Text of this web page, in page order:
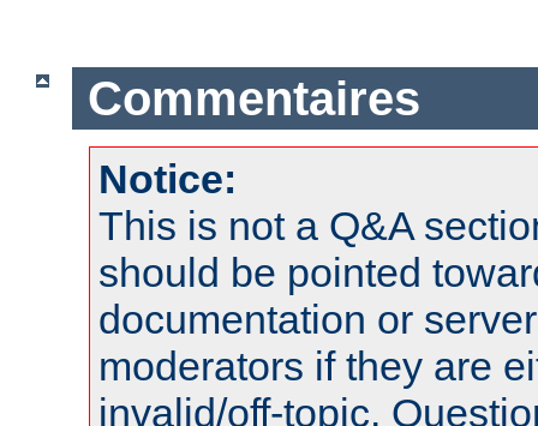
Commentaires
Notice:
This is not a Q&A
should be pointed
documentation or
moderators if they are
invalid/off-topic.